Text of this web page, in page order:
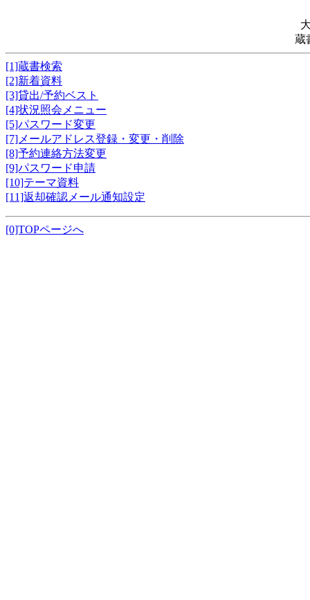
蔵
[1]蔵書検索
[2]新着資料
[3]貸出/予約ベスト
[4]状況照会メニュー
[5]パスワード変更
[7]メールアドレス登録・変更・削除
[8]予約連絡方法変更
[9]パスワード申請
[10]テーマ資料
[11]返却確認メール通知設定
[0]TOPページへ